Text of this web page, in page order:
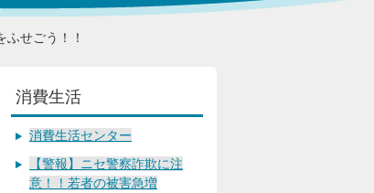
せごう！！
消費生活
消費生活センター
【警報】ニセ警察詐欺に注
意！！若者の被害急増